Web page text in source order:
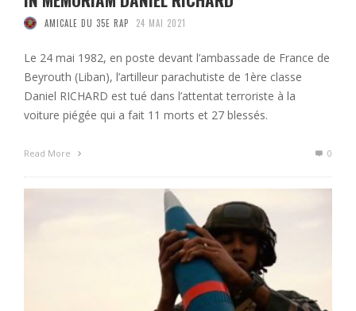
AMICALE DU 35E RAP 24 MAI 2021
Le 24 mai 1982, en poste devant l’ambassade de France de
Beyrouth (Liban), l’artilleur parachutiste de 1ère classe
Daniel RICHARD est tué dans l’attentat terroriste à la
voiture piégée qui a fait 11 morts et 27 blessés.
Read More 0